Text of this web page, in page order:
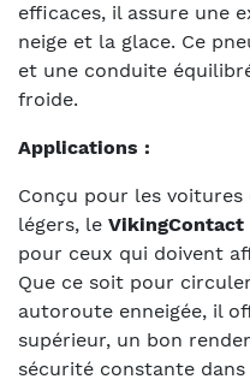
efficaces, il assure une
neige et la glace. Ce
et une conduite
froide.
Applications :
Conçu pour les voitures
légers, le VikingContact
pour ceux qui doivent
Que ce soit pour
autoroute enneigée, il
supérieur, un bon
sécurité constante